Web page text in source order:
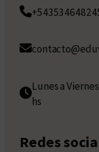
Lunes a
hs
Redes